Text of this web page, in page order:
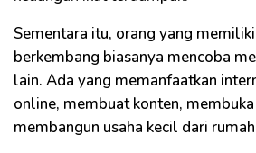
Sementara itu, orang yang
berkembang biasanya mencoba
lain. Ada yang memanfaatkan
online, membuat konten,
membangun usaha kecil dari